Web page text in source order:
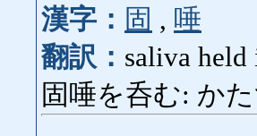
漢字： 固 , 唾
翻訳： saliva held
固唾を呑む: か